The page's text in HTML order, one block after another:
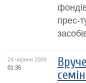
прес-
24 червня 2009
01:35